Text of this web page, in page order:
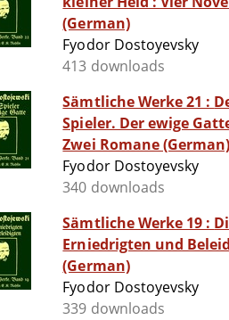
(German)
Fyodor Dostoyevsky
413 downloads
Sämtliche Werke 21 : Der
Spieler. Der ewige
Zwei Romane (German)
Fyodor Dostoyevsky
340 downloads
Sämtliche Werke 19 : Die
Erniedrigten und
(German)
Fyodor Dostoyevsky
339 downloads